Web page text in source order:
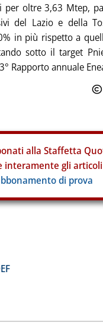
per oltre 3,63 Mtep,
del Lazio e della
in più rispetto a
sotto il target
Rapporto annuale
alla Staffetta
interamente gli
di prova